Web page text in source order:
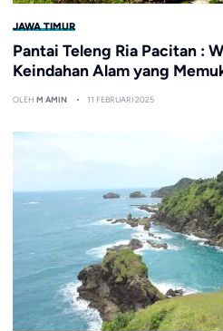
JAWA TIMUR
Pantai Teleng Ria Pacitan :
Keindahan Alam yang
OLEH M AMIN 11 FEBRUARI 2025